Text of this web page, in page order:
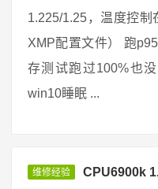
1.225/1.25，温度控
XMP配置文件） 跑
存测试跑过100%也
win10睡眠 ...
维修经验 CPU6900k